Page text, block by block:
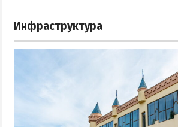
Инфраструктура